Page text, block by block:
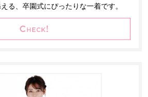
る、卒園式にぴったりな一着です。